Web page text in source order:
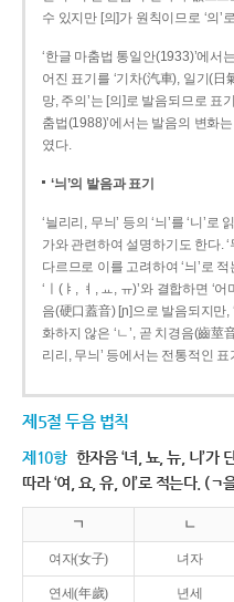
수 있지만 [의]가 원칙이므로 ‘의’
‘한글 마춤법 통일안(1933)’에서
어진 표기를 ‘기차(汽車), 일기(日
망, 주의’는 [의]로 발음되므로 표
춤법(1988)’에서는 발음의 변화
였다.
‘늬’의 발음과 표기
‘늴리리, 무늬’ 등의 ‘늬’를 ‘니’로
가와 관련하여 설명하기도 한다. ‘
다르므로 이를 고려하여 ‘늬’로
‘ㅣ(ㅑ, ㅕ, ㅛ, ㅠ)’와 결합하면 ‘
음(硬口蓋音) [ɲ]으로 발음되지만,
화하지 않은 ‘ㄴ’, 곧 치경음(齒莖
리리, 무늬’ 등에서는 전통적인
제5절 두음 법칙
제10항 한자음 ‘녀, 뇨, 뉴, 니’가
따라 ‘여, 요, 유, 이’로 적는다. (ㄱ
ㄱ ㄴ
여자(女子) 녀자
연세(年歲) 년세